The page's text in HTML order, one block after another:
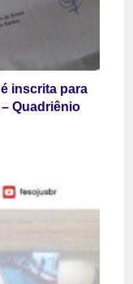
inscrita para
Quadriênio